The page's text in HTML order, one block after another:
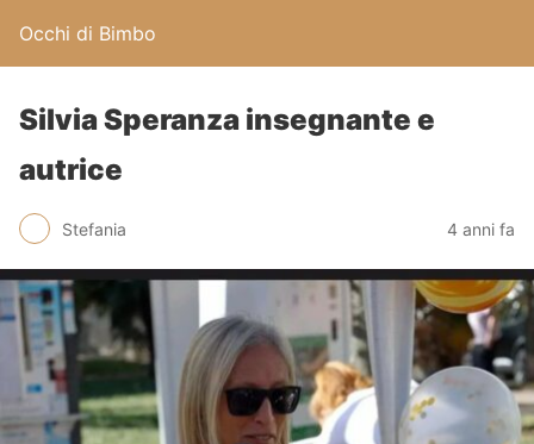
Occhi di Bimbo
Silvia Speranza insegnante e
autrice
Stefania 4 anni fa